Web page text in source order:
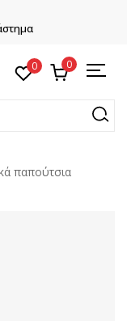
0 0
παπούτσια